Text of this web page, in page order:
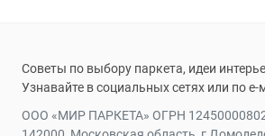
Советы по выбору паркета, идеи
Узнавайте в социальных сетях или по е-
ООО «МИР ПАРКЕТА» ОГРН